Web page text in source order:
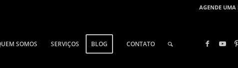
AGENDE UMA
SOMOS SERVIÇOS BLOG CONTATO